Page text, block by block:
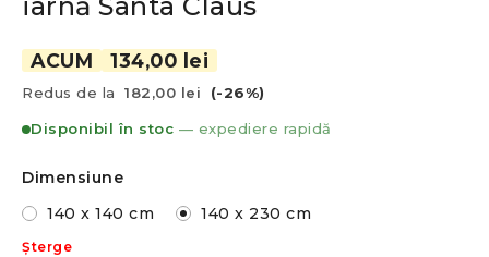
ACUM 134,00 lei
Redus de la 182,00 lei (-26%)
Disponibil în stoc — expediere rapidă
Dimensiune
140 x 140 cm
140 x 230 cm
Șterge